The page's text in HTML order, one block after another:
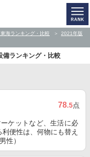
海ランキング・比較
2021年版
備ランキング・比較
78.5点
ケットなど、生活に必
便性は、何物にも替え
性）